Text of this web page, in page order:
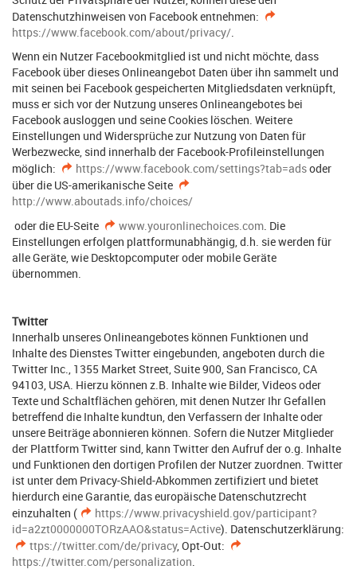
Datenschutzhinweisen von Facebook entnehmen:
https://www.facebook.com/about/privacy/.
Wenn ein Nutzer Facebookmitglied ist und nicht möchte, dass
Facebook über dieses Onlineangebot Daten über ihn sammelt und
mit seinen bei Facebook gespeicherten Mitgliedsdaten verknüpft,
muss er sich vor der Nutzung unseres Onlineangebotes bei
Facebook ausloggen und seine Cookies löschen. Weitere
Einstellungen und Widersprüche zur Nutzung von Daten für
Werbezwecke, sind innerhalb der Facebook-Profileinstellungen
möglich:
https://www.facebook.com/settings?tab=adsoder
über die US-amerikanische Seite
http://www.aboutads.info/choices/
oder die EU-Seite
www.youronlinechoices.com. Die
Einstellungen erfolgen plattformunabhängig, d.h. sie werden für
alle Geräte, wie Desktopcomputer oder mobile Geräte
übernommen.
Twitter
Innerhalb unseres Onlineangebotes können Funktionen und
Inhalte des Dienstes Twitter eingebunden, angeboten durch die
Twitter Inc., 1355 Market Street, Suite 900, San Francisco, CA
94103, USA. Hierzu können z.B. Inhalte wie Bilder, Videos oder
Texte und Schaltflächen gehören, mit denen Nutzer Ihr Gefallen
betreffend die Inhalte kundtun, den Verfassern der Inhalte oder
unsere Beiträge abonnieren können. Sofern die Nutzer Mitglieder
der Plattform Twitter sind, kann Twitter den Aufruf der o.g. Inhalte
und Funktionen den dortigen Profilen der Nutzer zuordnen. Twitter
ist unter dem Privacy-Shield-Abkommen zertifiziert und bietet
hierdurch eine Garantie, das europäische Datenschutzrecht
einzuhalten (
https://www.privacyshield.gov/participant?
id=a2zt0000000TORzAAO&status=Active). Datenschutzerklärung:
ttps://twitter.com/de/privacy, Opt-Out:
https://twitter.com/personalization.